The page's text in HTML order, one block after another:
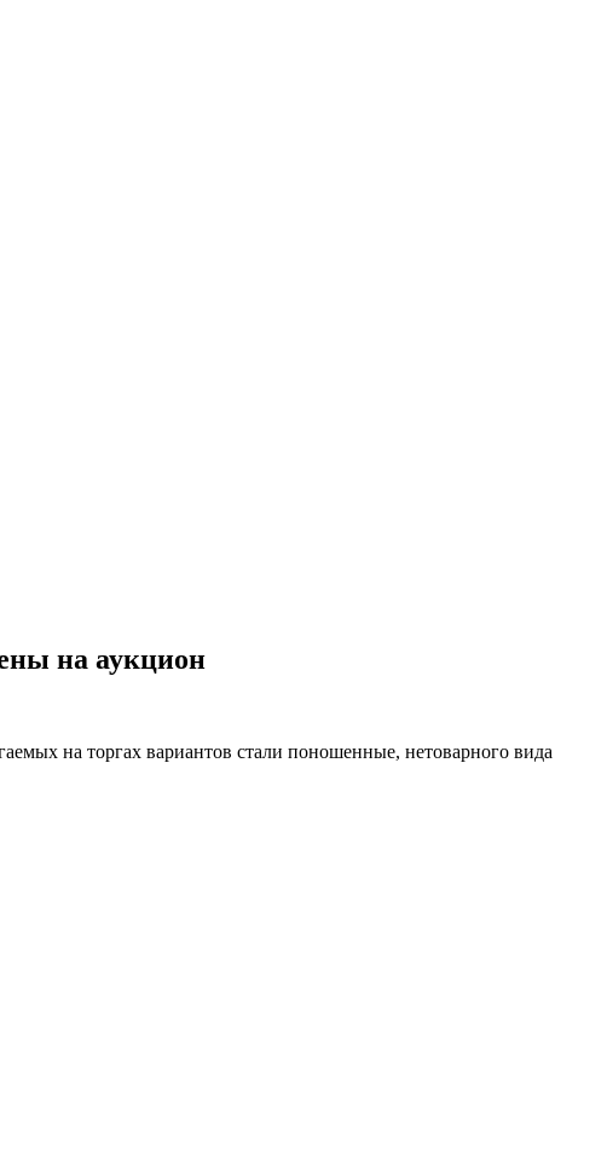
на аукцион
на торгах вариантов стали поношенные, нетоварного вида